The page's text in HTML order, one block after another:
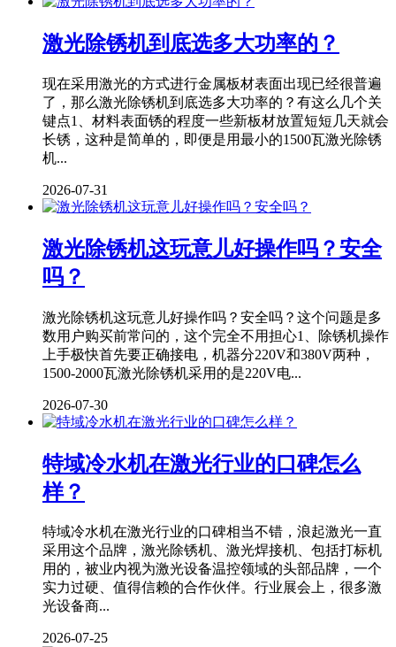
激光除锈机到底选多大功率的？
现在采用激光的方式进行金属板材表面出现已经很普遍
了，那么激光除锈机到底选多大功率的？有这么几个关
键点1、材料表面锈的程度一些新板材放置短短几天就会
长锈，这种是简单的，即便是用最小的1500瓦激光除锈
机...
2026-07-31
激光除锈机这玩意儿好操作吗？安全
吗？
激光除锈机这玩意儿好操作吗？安全吗？这个问题是多
数用户购买前常问的，这个完全不用担心1、除锈机操作
上手极快首先要正确接电，机器分220V和380V两种，
1500-2000瓦激光除锈机采用的是220V电...
2026-07-30
特域冷水机在激光行业的口碑怎么
样？
特域冷水机在激光行业的口碑相当不错，浪起激光一直
采用这个品牌，激光除锈机、激光焊接机、包括打标机
用的，被业内视为激光设备温控领域的头部品牌，一个
实力过硬、值得信赖的合作伙伴。行业展会上，很多激
光设备商...
2026-07-25